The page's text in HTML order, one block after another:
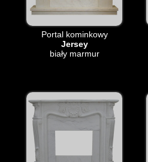
Portal kominkowy
Jersey
biały marmur